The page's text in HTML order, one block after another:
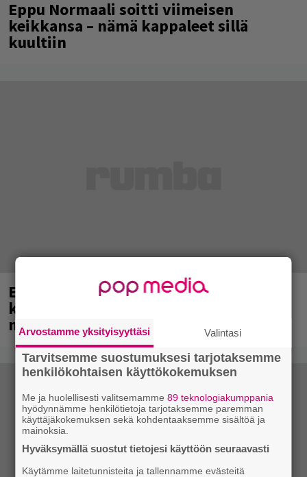
Eppu Normaali soitti viimeisen
keikkansa – nämä kappaleet sillä
kuultiin
Eppu Normaali soitti viimeisen
konserttinsa koskaan – Yle Areenassa
nyt dokumentti bändistä
Arvostamme yksityisyyttäsi Valintasi
Tarvitsemme suostumuksesi tarjotaksemme
henkilökohtaisen käyttökokemuksen
Me ja huolellisesti valitsemamme89 teknologiakumppania
hyödynnämme henkilötietoja tarjotaksemme paremman
käyttäjäkokemuksen sekä kohdentaaksemme sisältöä ja
mainoksia.
Hyväksymällä suostut tietojesi käyttöön seuraavasti
Käytämme laitetunnisteita ja tallennamme evästeitä